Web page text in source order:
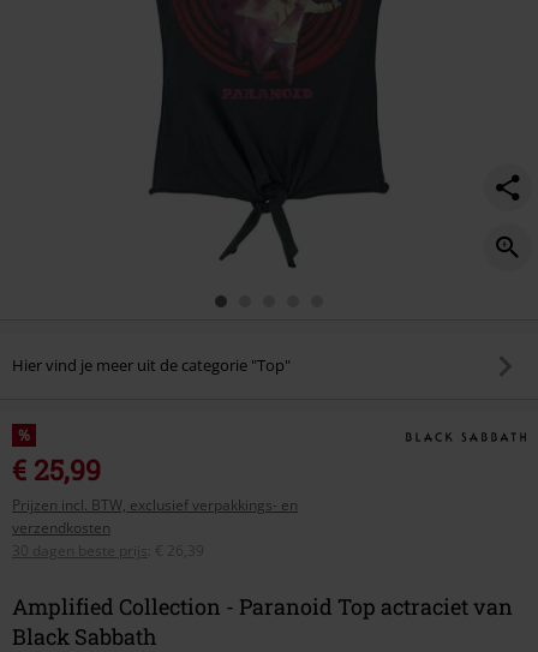
Hier vind je meer uit de categorie "Top"
%
€ 25,99
Prijzen incl. BTW, exclusief verpakkings- en
verzendkosten
30 dagen beste prijs
€ 26,39
Amplified Collection - Paranoid Top actraciet van
Black Sabbath